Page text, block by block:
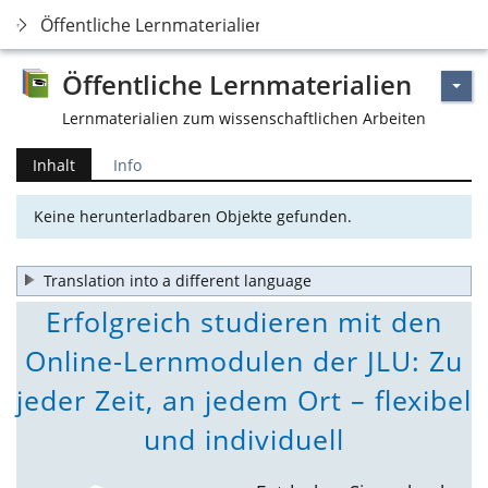
Öffentliche Lernmaterialien
Öffentliche Lernmaterialien
Lernmaterialien zum wissenschaftlichen Arbeiten
Inhalt Info
Keine herunterladbaren Objekte gefunden.
Translation into a different language
Erfolgreich studieren mit den
Online-Lernmodulen der JLU: Zu
jeder Zeit, an jedem Ort – flexibel
und individuell